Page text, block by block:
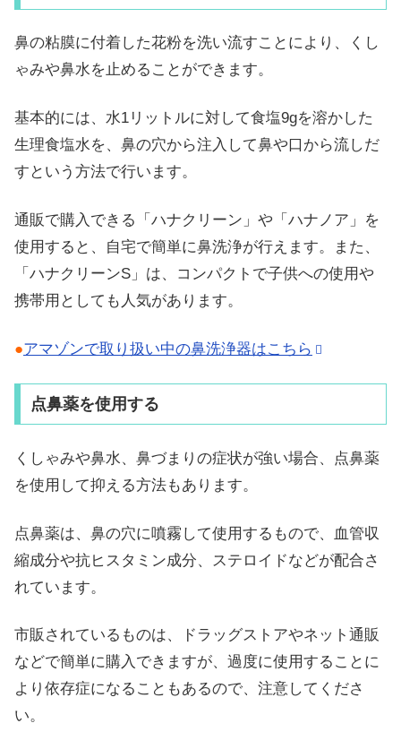
鼻の粘膜に付着した花粉を洗い流すことにより、くし
ゃみや鼻水を止めることができます。
基本的には、水1リットルに対して食塩9gを溶かした
生理食塩水を、鼻の穴から注入して鼻や口から流しだ
すという方法で行います。
通販で購入できる「ハナクリーン」や「ハナノア」を
使用すると、自宅で簡単に鼻洗浄が行えます。また、
「ハナクリーンS」は、コンパクトで子供への使用や
携帯用としても人気があります。
●アマゾンで取り扱い中の鼻洗浄器はこちら
点鼻薬を使用する
くしゃみや鼻水、鼻づまりの症状が強い場合、点鼻薬
を使用して抑える方法もあります。
点鼻薬は、鼻の穴に噴霧して使用するもので、血管収
縮成分や抗ヒスタミン成分、ステロイドなどが配合さ
れています。
市販されているものは、ドラッグストアやネット通販
などで簡単に購入できますが、過度に使用することに
より依存症になることもあるので、注意してくださ
い。